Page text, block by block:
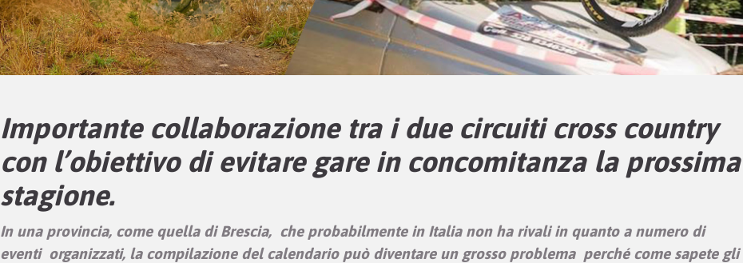
Importante collaborazione tra i due circuiti cross country
con l’obiettivo di evitare gare in concomitanza la prossima
stagione.
In una provincia, come quella di Brescia, che probabilmente in Italia non ha rivali in quanto a numero di
eventi organizzati, la compilazione del calendario può diventare un grosso problema perché come sapete gli